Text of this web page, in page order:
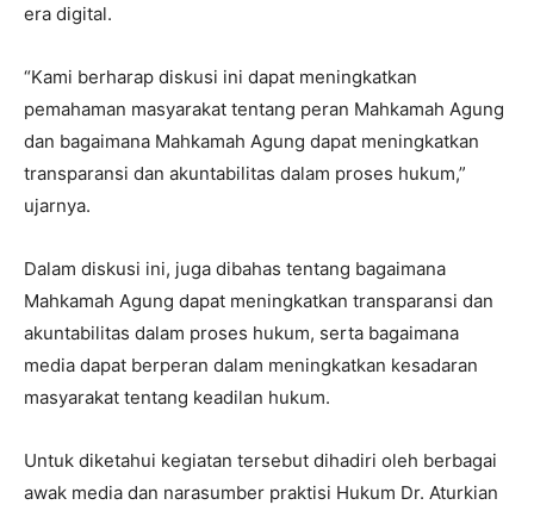
era digital.
“Kami berharap diskusi ini dapat meningkatkan
pemahaman masyarakat tentang peran Mahkamah Agung
dan bagaimana Mahkamah Agung dapat meningkatkan
transparansi dan akuntabilitas dalam proses hukum,”
ujarnya.
Dalam diskusi ini, juga dibahas tentang bagaimana
Mahkamah Agung dapat meningkatkan transparansi dan
akuntabilitas dalam proses hukum, serta bagaimana
media dapat berperan dalam meningkatkan kesadaran
masyarakat tentang keadilan hukum.
Untuk diketahui kegiatan tersebut dihadiri oleh berbagai
awak media dan narasumber praktisi Hukum Dr. Aturkian